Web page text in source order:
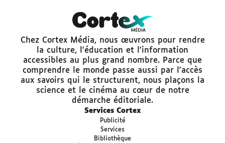
Chez Cortex Média, nous œuvrons pour rendre
la culture, l'éducation et l'information
accessibles au plus grand nombre. Parce que
comprendre le monde passe aussi par l'accès
aux savoirs qui le structurent, nous plaçons la
science et le cinéma au cœur de notre
démarche éditoriale.
Services Cortex
Publicité
Services
Bibliothèque